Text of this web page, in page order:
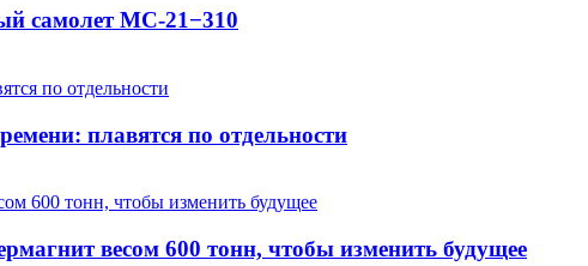
самолет МС-21−310
плавятся по отдельности
весом 600 тонн, чтобы изменить будущее